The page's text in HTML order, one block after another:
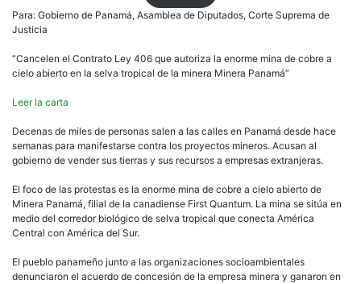
Para: Gobierno de Panamá, Asamblea de Diputados, Corte Suprema de
Justicia
“Cancelen el Contrato Ley 406 que autoriza la enorme mina de cobre a
cielo abierto en la selva tropical de la minera Minera Panamá”
Leer la carta
Decenas de miles de personas salen a las calles en Panamá desde hace
semanas para manifestarse contra los proyectos mineros. Acusan al
gobierno de vender sus tierras y sus recursos a empresas extranjeras.
El foco de las protestas es la enorme mina de cobre a cielo abierto de
Minera Panamá, filial de la canadiense First Quantum. La mina se sitúa en
medio del corredor biológico de selva tropical que conecta América
Central con América del Sur.
El pueblo panameño junto a las organizaciones socioambientales
denunciaron el acuerdo de concesión de la empresa minera y ganaron en